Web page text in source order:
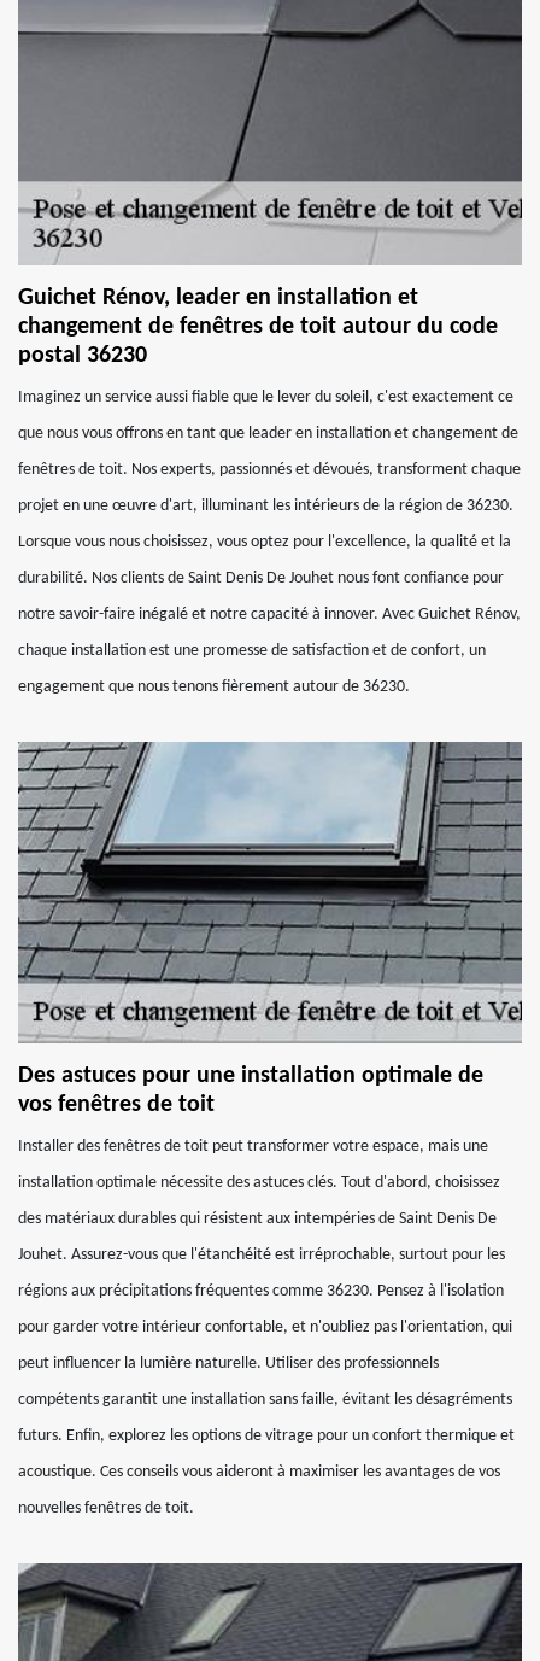
Guichet Rénov, leader en installation et
changement de fenêtres de toit autour du code
postal 36230
Imaginez un service aussi fiable que le lever du soleil, c'est exactement ce
que nous vous offrons en tant que leader en installation et changement de
fenêtres de toit. Nos experts, passionnés et dévoués, transforment chaque
projet en une œuvre d'art, illuminant les intérieurs de la région de 36230.
Lorsque vous nous choisissez, vous optez pour l'excellence, la qualité et la
durabilité. Nos clients de Saint Denis De Jouhet nous font confiance pour
notre savoir-faire inégalé et notre capacité à innover. Avec Guichet Rénov,
chaque installation est une promesse de satisfaction et de confort, un
engagement que nous tenons fièrement autour de 36230.
Des astuces pour une installation optimale de
vos fenêtres de toit
Installer des fenêtres de toit peut transformer votre espace, mais une
installation optimale nécessite des astuces clés. Tout d'abord, choisissez
des matériaux durables qui résistent aux intempéries de Saint Denis De
Jouhet. Assurez-vous que l'étanchéité est irréprochable, surtout pour les
régions aux précipitations fréquentes comme 36230. Pensez à l'isolation
pour garder votre intérieur confortable, et n'oubliez pas l'orientation, qui
peut influencer la lumière naturelle. Utiliser des professionnels
compétents garantit une installation sans faille, évitant les désagréments
futurs. Enfin, explorez les options de vitrage pour un confort thermique et
acoustique. Ces conseils vous aideront à maximiser les avantages de vos
nouvelles fenêtres de toit.